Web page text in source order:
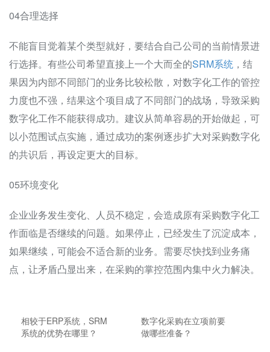
04合理选择
不能盲目觉着某个类型就好，要结合自己公司的当前情景进
行选择。有些公司希望直接上一个大而全的SRM系统 ，结
果因为内部不同部门的业务比较松散，对数字化工作的管控
力度也不强，结果这个项目成了不同部门的战场，导致采购
数字化工作不能获得成功。建议从简单容易的开始做起，可
以小范围试点实施，通过成功的案例逐步扩大对采购数字化
的共识后，再设定更大的目标。
05环境变化
企业业务发生变化、人员不稳定，会造成原有采购数字化工
作面临是否继续的问题。如果停止，已经发生了沉淀成本，
如果继续，可能会不适合新的业务。需要尽快找到业务痛
点，让矛盾凸显出来，在采购的掌控范围内集中火力解决。
相较于ERP系统，SRM
系统的优势在哪里？
数字化采购在立项前要
做哪些准备？